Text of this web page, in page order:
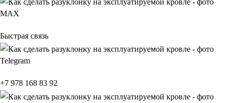
МАХ
Быстрая связь
Telegram
+7 978 168 83 92